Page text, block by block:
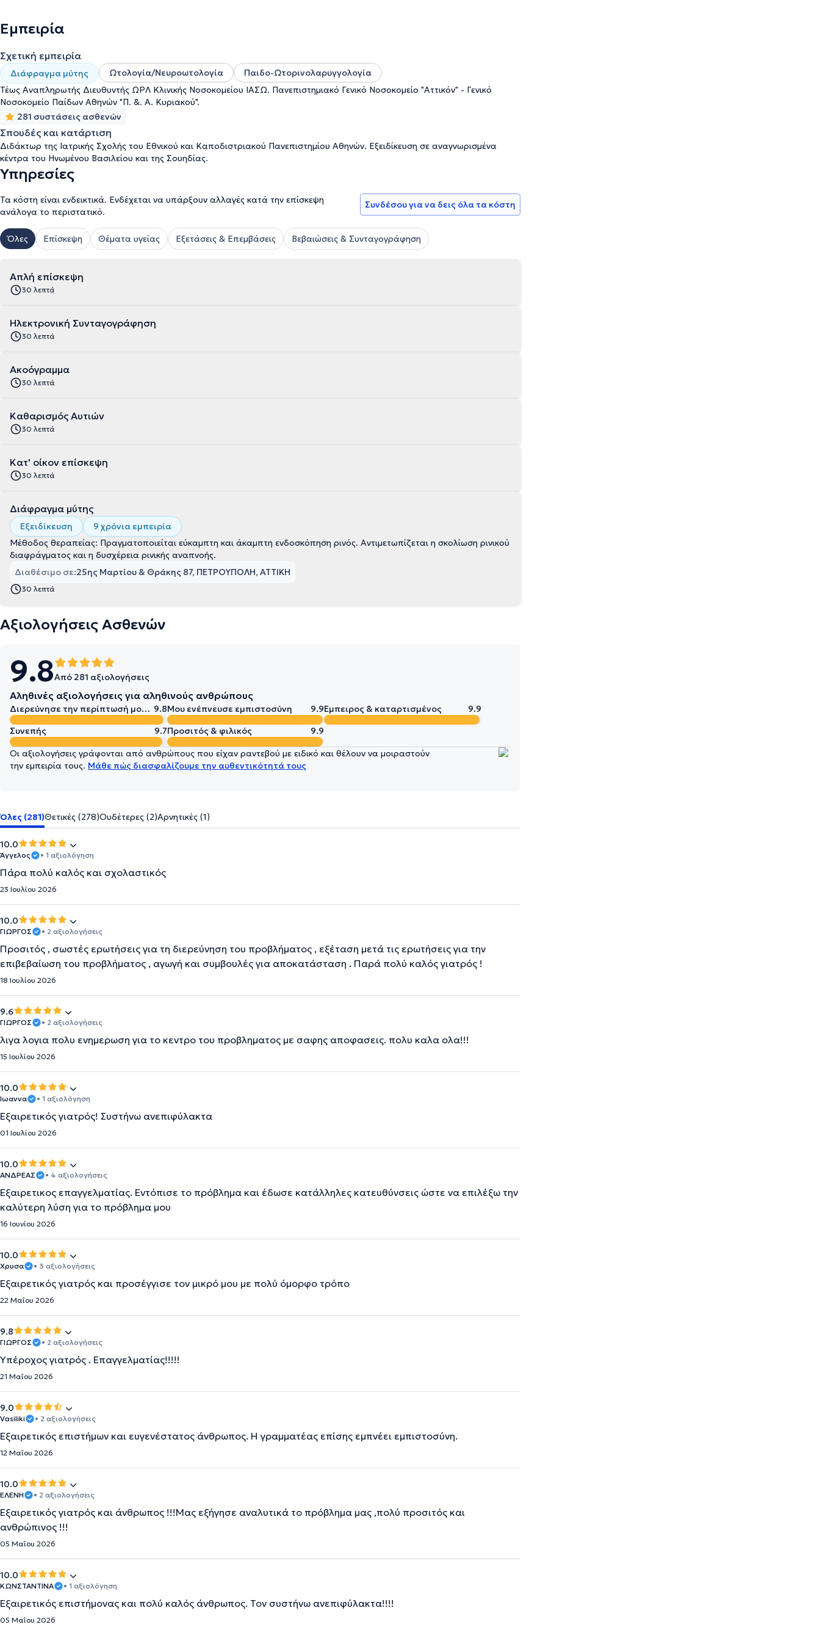
του Ομίλου Υγεία. Τέλος, παρακολουθεί ανελλιπώς σεμινάρια επιμόρφωσης, workshops και συνέδρια σε ένα εκ των οποίων
συμμετείχε ως εκπαιδευτής.
Εμπειρία
Σχετική εμπειρία
Διάφραγμα μύτης Ωτολογία/Νευροωτολογία
Παιδο-Ωτορινολαρυγγολογία
Τέως Αναπληρωτής Διευθυντής ΩΡΛ Κλινικής Νοσοκομείου ΙΑΣΩ. Πανεπιστημιακό Γενικό Νοσοκομείο "Αττικόν" - Γενικό
Νοσοκομείο Παίδων Αθηνών "Π. &. Α. Κυριακού".
281 συστάσεις ασθενών
Σπουδές και κατάρτιση
Διδάκτωρ της Ιατρικής Σχολής του Εθνικού και Καποδιστριακού Πανεπιστημίου Αθηνών. Εξειδίκευση σε αναγνωρισμένα
κέντρα του Ηνωμένου Βασιλείου και της Σουηδίας.
Υπηρεσίες
Τα κόστη είναι ενδεικτικά. Ενδέχεται να υπάρξουν αλλαγές κατά την επίσκεψη
ανάλογα το περιστατικό.
Συνδέσου για να δεις όλα τα κόστη
Όλες Επίσκεψη Θέματα υγείας Εξετάσεις & Επεμβάσεις Βεβαιώσεις & Συνταγογράφηση
Απλή επίσκεψη
30 λεπτά
Ηλεκτρονική Συνταγογράφηση
30 λεπτά
Ακοόγραμμα
30 λεπτά
Καθαρισμός Αυτιών
30 λεπτά
Κατ' οίκον επίσκεψη
30 λεπτά
Διάφραγμα μύτης
Εξειδίκευση
9 χρόνια εμπειρία
Μέθοδος θεραπείας: Πραγματοποιείται εύκαμπτη και άκαμπτη ενδοσκόπηση ρινός. Αντιμετωπίζεται η σκολίωση ρινικού
διαφράγματος και η δυσχέρεια ρινικής αναπνοής.
Διαθέσιμο σε:25ης Μαρτίου & Θράκης 87, ΠΕΤΡΟΥΠΟΛΗ, ΑΤΤΙΚΗ
30 λεπτά
Αξιολογήσεις Ασθενών
9.8Από 281 αξιολογήσεις
Αληθινές αξιολογήσεις για αληθινούς ανθρώπους
Διερεύνησε την περίπτωσή μου σε βάθος 9.8Μου ενέπνευσε εμπιστοσύνη 9.9Έμπειρος & καταρτισμένος
9.9
Συνεπής
9.7Προσιτός & φιλικός 9.9
Οι αξιολογήσεις γράφονται από ανθρώπους που είχαν ραντεβού με ειδικό και θέλουν να μοιραστούν
την εμπειρία τους. Μάθε πώς διασφαλίζουμε την αυθεντικότητά τους
Όλες (281)Θετικές (278)Ουδέτερες (2)Αρνητικές (1)
10.0
Άγγελος • 1 αξιολόγηση
Πάρα πολύ καλός και σχολαστικός
23 Ιουλίου 2026
10.0
ΓΙΩΡΓΟΣ • 2 αξιολογήσεις
Προσιτός , σωστές ερωτήσεις για τη διερεύνηση του προβλήματος , εξέταση μετά τις ερωτήσεις για την
επιβεβαίωση του προβλήματος , αγωγή και συμβουλές για αποκατάσταση . Παρά πολύ καλός γιατρός !
18 Ιουλίου 2026
9.6
ΓΙΩΡΓΟΣ • 2 αξιολογήσεις
λιγα λογια πολυ ενημερωση για το κεντρο του προβληματος με σαφης αποφασεις. πολυ καλα ολα!!!
15 Ιουλίου 2026
10.0
Ιωαννα • 1 αξιολόγηση
Εξαιρετικός γιατρός! Συστήνω ανεπιφύλακτα
01 Ιουλίου 2026
10.0
ΑΝΔΡΕΑΣ • 4 αξιολογήσεις
Εξαιρετικος επαγγελματίας. Εντόπισε το πρόβλημα και έδωσε κατάλληλες κατευθύνσεις ώστε να επιλέξω την
καλύτερη λύση για το πρόβλημα μου
16 Ιουνίου 2026
10.0
Χρυσα • 3 αξιολογήσεις
Εξαιρετικός γιατρός και προσέγγισε τον μικρό μου με πολύ όμορφο τρόπο
22 Μαΐου 2026
9.8
ΓΙΩΡΓΟΣ • 2 αξιολογήσεις
Υπέροχος γιατρός . Επαγγελματίας!!!!!
21 Μαΐου 2026
9.0
Vasiliki • 2 αξιολογήσεις
Εξαιρετικός επιστήμων και ευγενέστατος άνθρωπος. Η γραμματέας επίσης εμπνέει εμπιστοσύνη.
12 Μαΐου 2026
10.0
ΕΛΕΝΗ • 2 αξιολογήσεις
Εξαιρετικός γιατρός και άνθρωπος !!!Μας εξήγησε αναλυτικά το πρόβλημα μας ,πολύ προσιτός και
ανθρώπινος !!!
05 Μαΐου 2026
10.0
ΚΩΝΣΤΑΝΤΙΝΑ • 1 αξιολόγηση
Εξαιρετικός επιστήμονας και πολύ καλός άνθρωπος. Τον συστήνω ανεπιφύλακτα!!!!
05 Μαΐου 2026